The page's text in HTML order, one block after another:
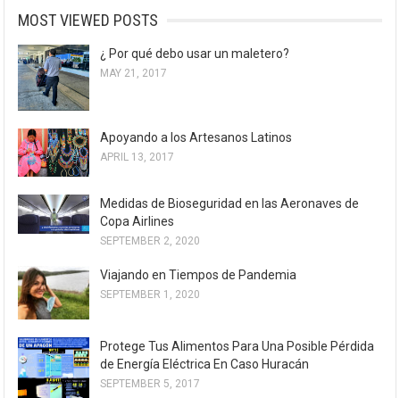
MOST VIEWED POSTS
¿ Por qué debo usar un maletero?
MAY 21, 2017
Apoyando a los Artesanos Latinos
APRIL 13, 2017
Medidas de Bioseguridad en las Aeronaves de
Copa Airlines
SEPTEMBER 2, 2020
Viajando en Tiempos de Pandemia
SEPTEMBER 1, 2020
Protege Tus Alimentos Para Una Posible Pérdida
de Energía Eléctrica En Caso Huracán
SEPTEMBER 5, 2017